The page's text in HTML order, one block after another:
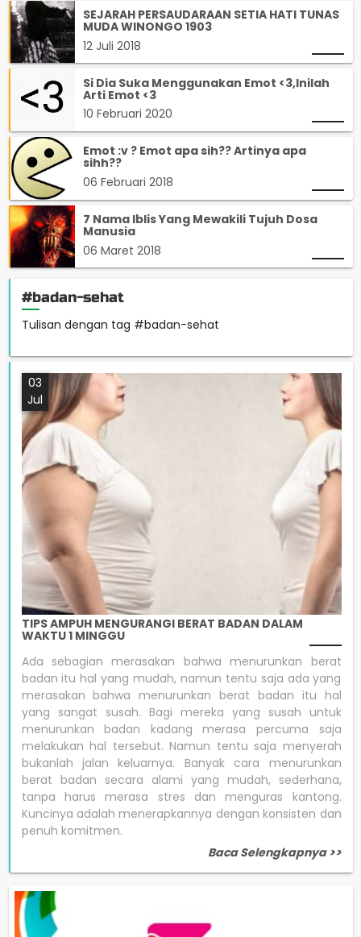
SEJARAH PERSAUDARAAN SETIA HATI TUNAS
MUDA WINONGO 1903
12 Juli 2018
Si Dia Suka Menggunakan Emot <3,Inilah
Arti Emot <3
10 Februari 2020
Emot :v ? Emot apa sih?? Artinya apa
sihh??
06 Februari 2018
7 Nama Iblis Yang Mewakili Tujuh Dosa
Manusia
06 Maret 2018
#badan-sehat
Tulisan dengan tag #badan-sehat
03
Jul
TIPS AMPUH MENGURANGI BERAT BADAN DALAM
WAKTU 1 MINGGU
Ada sebagian merasakan bahwa menurunkan berat
badan itu hal yang mudah, namun tentu saja ada yang
merasakan bahwa menurunkan berat badan itu hal
yang sangat susah. Bagi mereka yang susah untuk
menurunkan badan kadang merasa percuma saja
melakukan hal tersebut. Namun tentu saja menyerah
bukanlah jalan keluarnya. Banyak cara menurunkan
berat badan secara alami yang mudah, sederhana,
tanpa harus merasa stres dan menguras kantong.
Kuncinya adalah menerapkannya dengan konsisten dan
penuh komitmen.
Baca Selengkapnya >>